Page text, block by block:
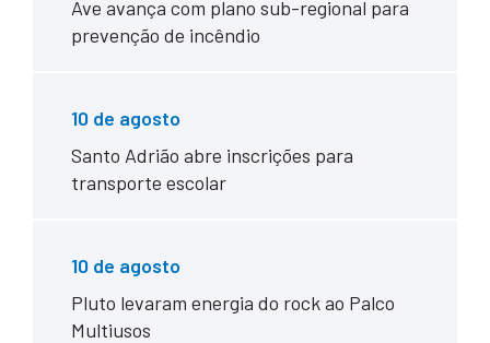
Ave avança com plano sub-regional para
prevenção de incêndio
10 de agosto
Santo Adrião abre inscrições para
transporte escolar
10 de agosto
Pluto levaram energia do rock ao Palco
Multiusos